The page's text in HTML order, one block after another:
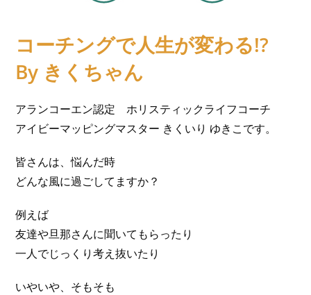
コーチングで人生が変わる!?
By きくちゃん
アランコーエン認定 ホリスティックライフコーチ
アイビーマッピングマスター きくいり ゆきこです。
皆さんは、悩んだ時
どんな風に過ごしてますか？
例えば
友達や旦那さんに聞いてもらったり
一人でじっくり考え抜いたり
いやいや、そもそも